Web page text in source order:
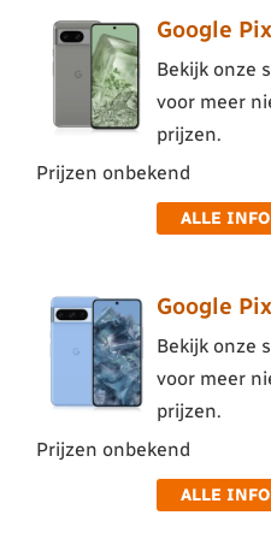
Google
Bekijk onze
voor meer
prijzen.
Prijzen onbekend
ALLE
Google
Bekijk onze
voor meer
prijzen.
Prijzen onbekend
ALLE